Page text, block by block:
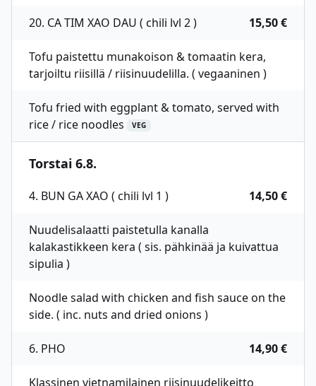
20. CA TIM XAO DAU ( chili lvl 2 ) 15,50 €
Tofu paistettu munakoison & tomaatin kera,
tarjoiltu riisillä / riisinuudelilla. ( vegaaninen )
Tofu fried with eggplant & tomato, served with
rice / rice noodles
VEG
Torstai 6.8.
4. BUN GA XAO ( chili lvl 1 ) 14,50 €
Nuudelisalaatti paistetulla kanalla
kalakastikkeen kera ( sis. pähkinää ja kuivattua
sipulia )
Noodle salad with chicken and fish sauce on the
side. ( inc. nuts and dried onions )
6. PHO 14,90 €
Klassinen vietnamilainen riisinuudelikeitto